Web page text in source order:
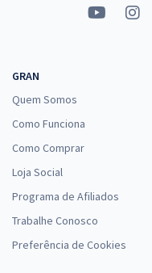
GRAN
Quem Somos
Como Funciona
Como Comprar
Loja Social
Programa de Afiliados
Trabalhe Conosco
Preferência de Cookies